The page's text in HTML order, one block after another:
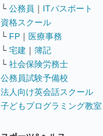
└ 公務員 ｜ ITパスポート
資格スクール
└ FP ｜ 医療事務
└ 宅建 ｜ 簿記
└ 社会保険労務士
公務員試験予備校
法人向け英会話スクール
子どもプログラミング教室